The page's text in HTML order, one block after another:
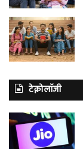
टेक्नोलॉजी